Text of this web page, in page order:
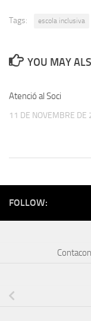
Tags: escola inclusiva
YOU MAY
Atenció al Soci
11 DE NOVEMBRE DE
FOLLOW: